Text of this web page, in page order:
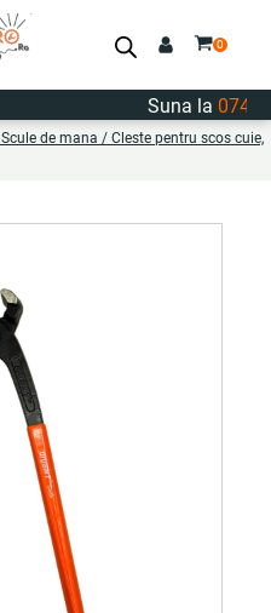
Suna la
Scule de mana / Cleste pentru scos cuie,